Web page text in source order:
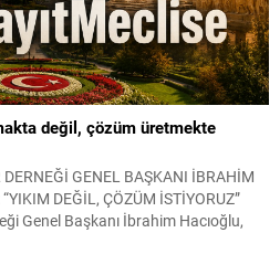
değil, çözüm üretmekte
GENEL BAŞKANI İBRAHİM
DEĞİL, ÇÖZÜM İSTİYORUZ”
Genel Başkanı İbrahim Hacıoğlu,
milyonlarca vatandaşın beklentilerini